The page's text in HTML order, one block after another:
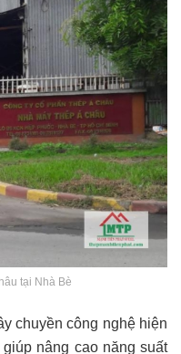
tại Nhà Bè
chuyền công nghệ hiện
nâng cao năng suất